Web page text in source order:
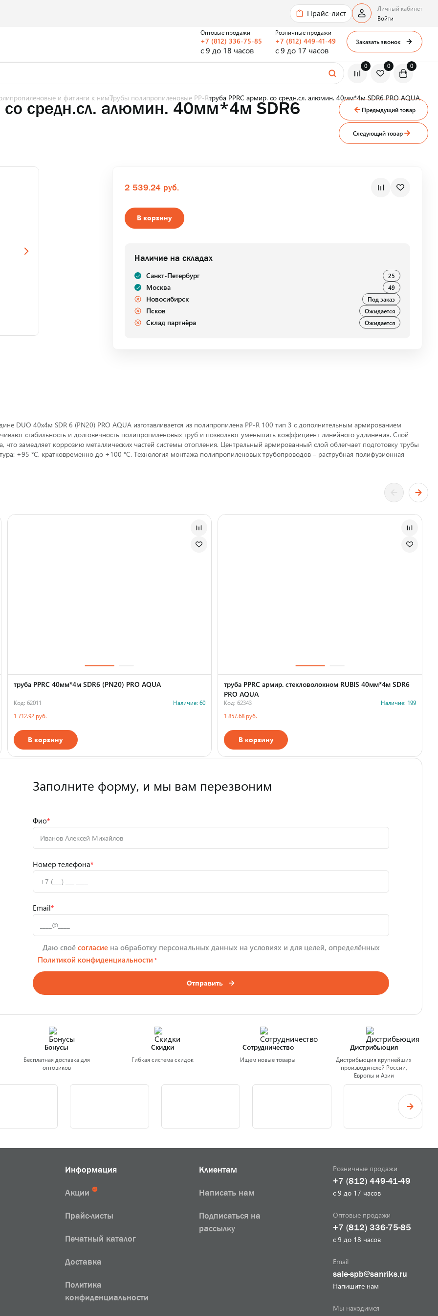
Прайс-лист
0 0 0
Оптовые продажи
+7 (812) 336-75-85
с 9 до 18 часов
Розничные продажи
+7 (812) 449-41-49
с 9 до 17 часов
Заказать звонок
Личный кабинет
Войти
и фитинги к нимТрубы полипропиленовые PP-Rтруба PPRC армир. со средн.сл. алюмин. 40мм*4м SDR6 PRO AQUA
со средн.сл. алюмин. 40мм*4м SDR6
DUO 40х4м SDR 6 (PN20) PRO AQUA изготавливается из полипропилена PP-R 100 тип 3 с дополнительным армированием
стабильность и долговечность полипропиленовых труб и позволяют уменьшить коэффициент линейного удлинения. Слой
замедляет коррозию металлических частей системы отопления. Центральный армированный слой облегчает подготовку трубы
+95 °С, кратковременно до +100 °С. Технология монтажа полипропиленовых трубопроводов – раструбная полифузионная
2 539.24 руб.
В корзину
Наличие на складах
Санкт-Петербург 25
Москва 49
Новосибирск Под заказ
Псков Ожидается
Склад партнёра Ожидается
Предыдущий товар
Следующий товар
труба PPRC 40мм*4м SDR6 (PN20) PRO AQUA
Код: 62011
Наличие: 60
1 712.92 руб.
В корзину
труба PPRC армир. стекловолокном RUBIS 40мм*4м SDR6
PRO AQUA
Код: 62343
Наличие: 199
1 857.68 руб.
В корзину
Заполните форму, и мы вам перезвоним
Фио*
Номер телефона*
Email*
Даю своё согласие на обработку персональных данных на условиях и для целей, определённых
Политикой конфиденциальности *
Отправить
Бонусы
Бесплатная доставка для
оптовиков
Скидки
Гибкая система скидок
Сотрудничество
Ищем новые товары
Дистрибьюция
Дистрибьюция крупнейших
производителей России,
Европы и Азии
Информация
Акции
Прайс-листы
Печатный каталог
Доставка
Политика
конфиденциальности
Клиентам
Написать нам
Подписаться на
рассылку
Розничные продажи
+7 (812) 449-41-49
с 9 до 17 часов
Оптовые продажи
+7 (812) 336-75-85
с 9 до 18 часов
Email
sale-spb@sanriks.ru
Напишите нам
Мы находимся